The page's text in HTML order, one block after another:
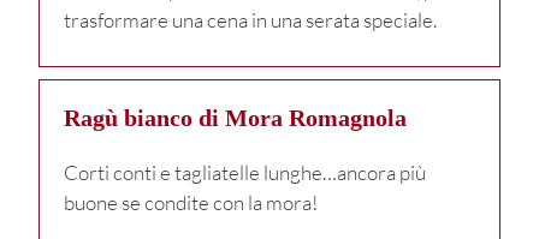
trasformare una cena in una serata speciale.
Ragù bianco di Mora Romagnola
Corti conti e tagliatelle lunghe…ancora più
buone se condite con la mora!